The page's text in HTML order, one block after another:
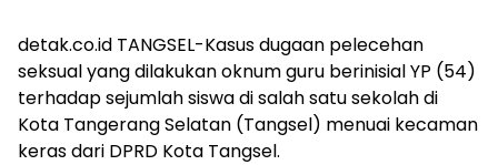
detak.co.id TANGSEL-Kasus dugaan pelecehan
seksual yang dilakukan oknum guru berinisial YP (54)
terhadap sejumlah siswa di salah satu sekolah di
Kota Tangerang Selatan (Tangsel) menuai kecaman
keras dari DPRD Kota Tangsel.